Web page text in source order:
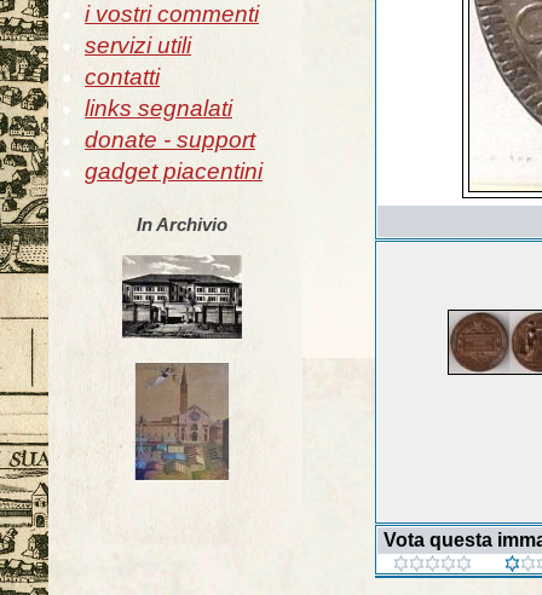
i vostri commenti
servizi utili
contatti
links segnalati
donate - support
gadget piacentini
In Archivio
Vota questa